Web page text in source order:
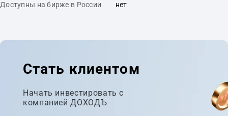
Доступны на бирже в России нет
Стать клиентом
Начать инвестировать с
компанией ДОХОДЪ